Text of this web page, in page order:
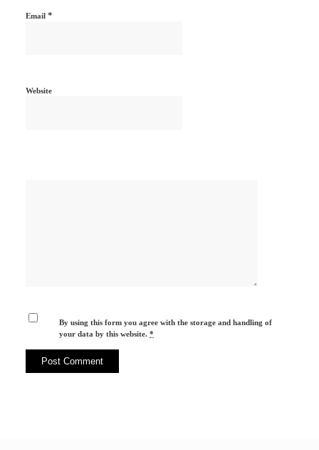
Email *
Website
By using this form you agree with the storage and handling of
your data by this website.*